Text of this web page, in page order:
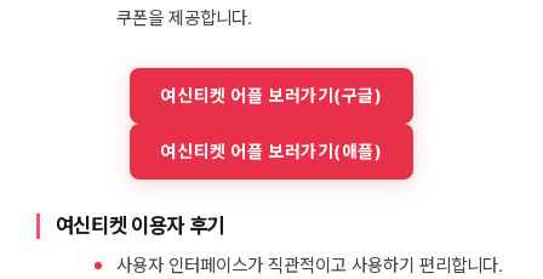
쿠폰을 제공합니다.
여신티켓 어플 보러가기(구글)
여신티켓 어플 보러가기(애플)
여신티켓 이용자 후기
사용자 인터페이스가 직관적이고 사용하기 편리합니다.